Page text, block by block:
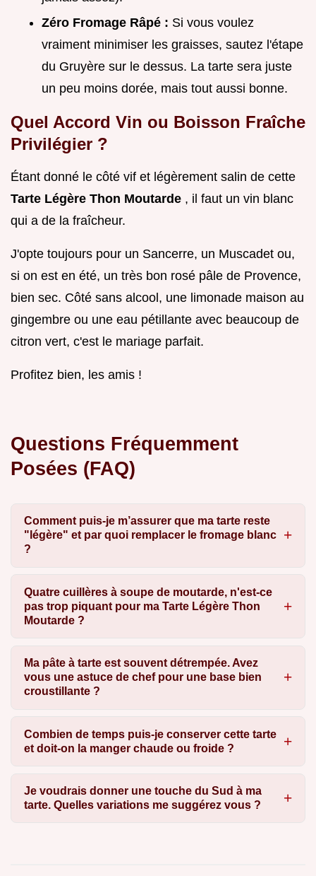
Zéro Fromage Râpé : Si vous voulez
vraiment minimiser les graisses, sautez l'étape
du Gruyère sur le dessus. La tarte sera juste
un peu moins dorée, mais tout aussi bonne.
Quel Accord Vin ou Boisson Fraîche
Privilégier ?
Étant donné le côté vif et légèrement salin de cette
Tarte Légère Thon Moutarde , il faut un vin blanc
qui a de la fraîcheur.
J'opte toujours pour un Sancerre, un Muscadet ou,
si on est en été, un très bon rosé pâle de Provence,
bien sec. Côté sans alcool, une limonade maison au
gingembre ou une eau pétillante avec beaucoup de
citron vert, c'est le mariage parfait.
Profitez bien, les amis !
Questions Fréquemment
Posées (FAQ)
Comment puis-je m’assurer que ma tarte reste
"légère" et par quoi remplacer le fromage blanc
?
Quatre cuillères à soupe de moutarde, n'est-ce
pas trop piquant pour ma Tarte Légère Thon
Moutarde ?
Ma pâte à tarte est souvent détrempée. Avez
vous une astuce de chef pour une base bien
croustillante ?
Combien de temps puis-je conserver cette tarte
et doit-on la manger chaude ou froide ?
Je voudrais donner une touche du Sud à ma
tarte. Quelles variations me suggérez vous ?